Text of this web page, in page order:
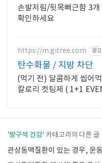
하시면 큰일납니다.
손발저림/뒷목뻐근함 3개
확인하세요
https://m.gitree.com 광고
탄수화물 / 지방 차단
(먹기 전) 달콤하게 씹어
칼로리 컷팅제 ( 1+1
'방구석 건강' 카테고리의 다른 글